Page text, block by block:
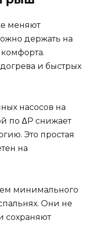
меняют
держать на
и быстрых
насосов на
по ΔP снижает
Это простая
на
минимального
Они не
сохраняют